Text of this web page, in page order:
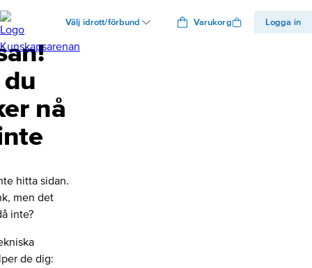
Välj idrott/förbund Varukorg Logga in
nå
hitta sidan.
men det
inte?
de dig: